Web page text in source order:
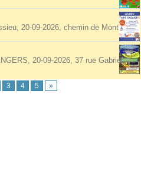
20-09-2026, chemin de Montluzin
20-09-2026, 37 rue Gabriel
3 4 5 »